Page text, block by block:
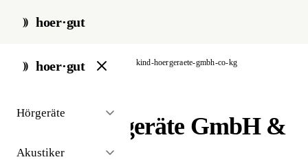
hoer·gut
hoer·gut
Hörgeräte
Akustiker
start / akustiker / hamburg kind-hoergeraete-gmbh-co-kg
KIND Hörgeräte GmbH &
Co. KG